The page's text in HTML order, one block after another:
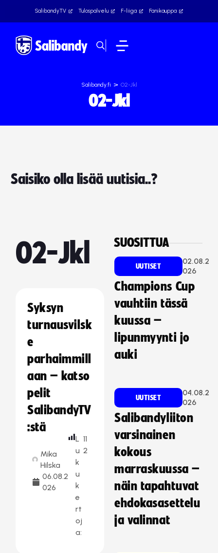
SalibandyTV Tulospalvelu F-liiga Fanikauppa
Salibandy.fi > O2-Jkl
O2-Jkl
Saisiko olla lisää uutisia..?
O2-Jkl
Syksyn
turnausvilsk
e
parhaimmill
aan – katso
pelit
SalibandyTV
:stä
Mika
Hilska
06.08.2
026
L
u
k
u
k
e
rt
oj
a:
11
2
SUOSITTUA
UUTISET
02.08.2
026
Champions Cup
vauhtiin tässä
kuussa –
lipunmyynti jo
auki
UUTISET
04.08.2
026
Salibandyliiton
varsinainen
kokous
marraskuussa –
näin tapahtuvat
ehdokasasettelu
ja valinnat